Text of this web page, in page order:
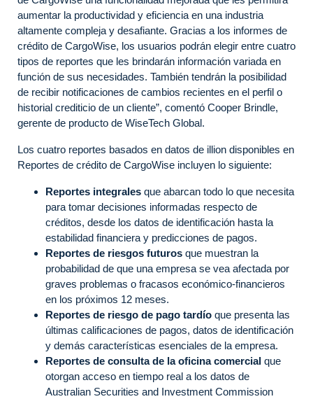
aumentar la productividad y eficiencia en una industria
altamente compleja y desafiante. Gracias a los informes de
crédito de CargoWise, los usuarios podrán elegir entre cuatro
tipos de reportes que les brindarán información variada en
función de sus necesidades. También tendrán la posibilidad
de recibir notificaciones de cambios recientes en el perfil o
historial crediticio de un cliente”, comentó Cooper Brindle,
gerente de producto de WiseTech Global.
Los cuatro reportes basados en datos de illion disponibles en
Reportes de crédito de CargoWise incluyen lo siguiente:
Reportes integrales que abarcan todo lo que necesita
para tomar decisiones informadas respecto de
créditos, desde los datos de identificación hasta la
estabilidad financiera y predicciones de pagos.
Reportes de riesgos futuros que muestran la
probabilidad de que una empresa se vea afectada por
graves problemas o fracasos económico-financieros
en los próximos 12 meses.
Reportes de riesgo de pago tardío que presenta las
últimas calificaciones de pagos, datos de identificación
y demás características esenciales de la empresa.
Reportes de consulta de la oficina comercial que
otorgan acceso en tiempo real a los datos de
Australian Securities and Investment Commission